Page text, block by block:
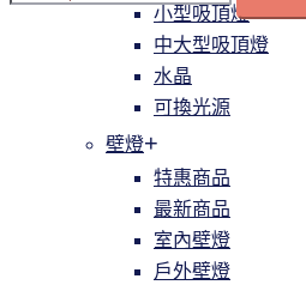
小型吸頂燈
中大型吸頂燈
水晶
可換光源
壁燈
特惠商品
最新商品
室內壁燈
戶外壁燈